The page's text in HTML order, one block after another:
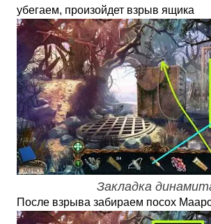
убегаем, произойдет взрыв ящика
Закладка
После взрыва забираем посох